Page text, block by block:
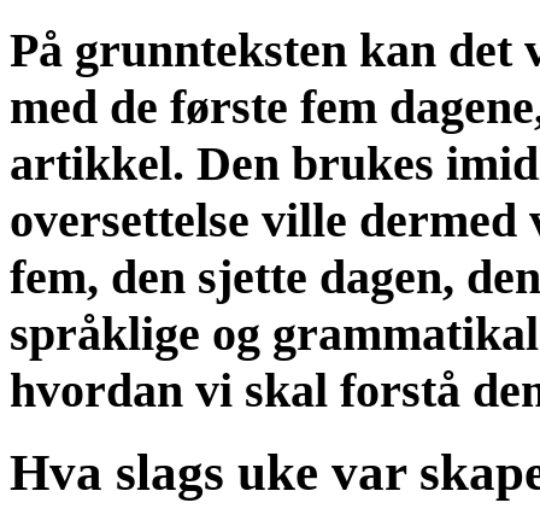
På grunnteksten kan det
med de første fem
artikkel. Den brukes
oversettelse ville
fem, den sjette dagen,
språklige og
hvordan vi skal forstå
Hva slags uke var